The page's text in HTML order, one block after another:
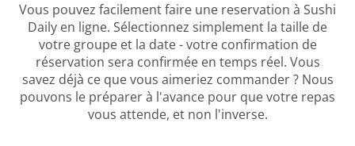
Vous pouvez facilement faire une reservation à Sushi
Daily en ligne. Sélectionnez simplement la taille de
votre groupe et la date - votre confirmation de
réservation sera confirmée en temps réel. Vous
savez déjà ce que vous aimeriez commander ? Nous
pouvons le préparer à l'avance pour que votre repas
vous attende, et non l'inverse.